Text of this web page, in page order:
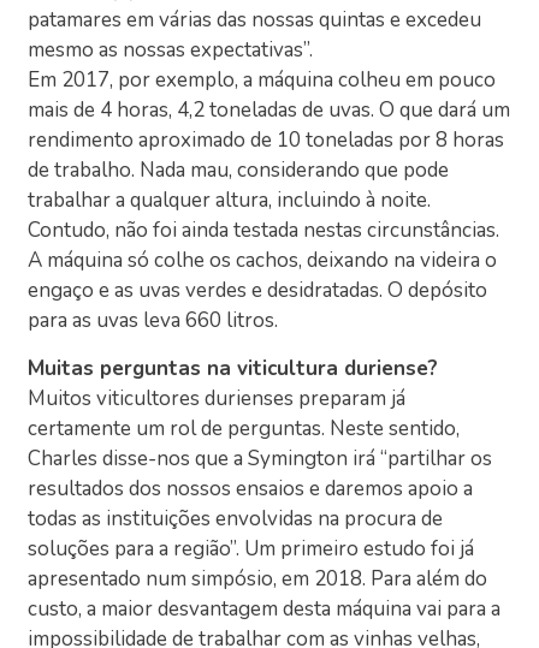
patamares em várias das nossas quintas e excedeu
mesmo as nossas expectativas”.
Em 2017, por exemplo, a máquina colheu em pouco
mais de 4 horas, 4,2 toneladas de uvas. O que dará um
rendimento aproximado de 10 toneladas por 8 horas
de trabalho. Nada mau, considerando que pode
trabalhar a qualquer altura, incluindo à noite.
Contudo, não foi ainda testada nestas circunstâncias.
A máquina só colhe os cachos, deixando na videira o
engaço e as uvas verdes e desidratadas. O depósito
para as uvas leva 660 litros.
Muitas perguntas na viticultura duriense?
Muitos viticultores durienses preparam já
certamente um rol de perguntas. Neste sentido,
Charles disse-nos que a Symington irá “partilhar os
resultados dos nossos ensaios e daremos apoio a
todas as instituições envolvidas na procura de
soluções para a região”. Um primeiro estudo foi já
apresentado num simpósio, em 2018. Para além do
custo, a maior desvantagem desta máquina vai para a
impossibilidade de trabalhar com as vinhas velhas,